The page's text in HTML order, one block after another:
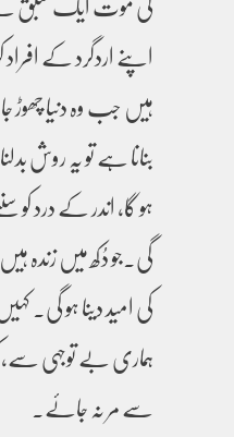
اپنے اردگرد کے
ہیں جب وہ دنیا چھوڑ
بنانا ہے تو یہ روش
ہو گا، اندر کے درد کو
گی۔جو دُکھ میں زندہ
کی امید دینا ہو گی۔
ہماری بے توجہی سے،
سے مر نہ جائے۔